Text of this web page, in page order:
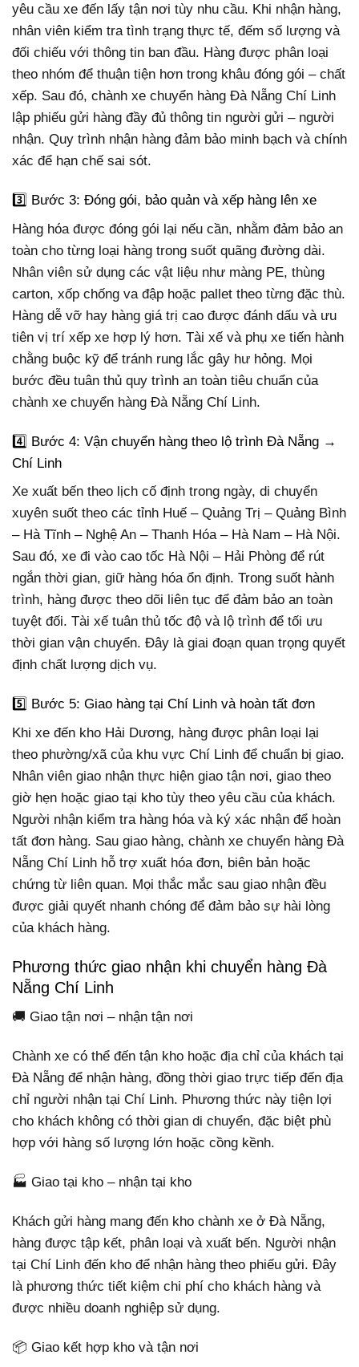
yêu cầu xe đến lấy tận nơi tùy nhu cầu. Khi nhận hàng,
nhân viên kiểm tra tình trạng thực tế, đếm số lượng và
đối chiếu với thông tin ban đầu. Hàng được phân loại
theo nhóm để thuận tiện hơn trong khâu đóng gói – chất
xếp. Sau đó, chành xe chuyển hàng Đà Nẵng Chí Linh
lập phiếu gửi hàng đầy đủ thông tin người gửi – người
nhận. Quy trình nhận hàng đảm bảo minh bạch và chính
xác để hạn chế sai sót.
3️⃣ Bước 3: Đóng gói, bảo quản và xếp hàng lên xe
Hàng hóa được đóng gói lại nếu cần, nhằm đảm bảo an
toàn cho từng loại hàng trong suốt quãng đường dài.
Nhân viên sử dụng các vật liệu như màng PE, thùng
carton, xốp chống va đập hoặc pallet theo từng đặc thù.
Hàng dễ vỡ hay hàng giá trị cao được đánh dấu và ưu
tiên vị trí xếp xe hợp lý hơn. Tài xế và phụ xe tiến hành
chằng buộc kỹ để tránh rung lắc gây hư hỏng. Mọi
bước đều tuân thủ quy trình an toàn tiêu chuẩn của
chành xe chuyển hàng Đà Nẵng Chí Linh.
4️⃣ Bước 4: Vận chuyển hàng theo lộ trình Đà Nẵng →
Chí Linh
Xe xuất bến theo lịch cố định trong ngày, di chuyển
xuyên suốt theo các tỉnh Huế – Quảng Trị – Quảng Bình
– Hà Tĩnh – Nghệ An – Thanh Hóa – Hà Nam – Hà Nội.
Sau đó, xe đi vào cao tốc Hà Nội – Hải Phòng để rút
ngắn thời gian, giữ hàng hóa ổn định. Trong suốt hành
trình, hàng được theo dõi liên tục để đảm bảo an toàn
tuyệt đối. Tài xế tuân thủ tốc độ và lộ trình để tối ưu
thời gian vận chuyển. Đây là giai đoạn quan trọng quyết
định chất lượng dịch vụ.
5️⃣ Bước 5: Giao hàng tại Chí Linh và hoàn tất đơn
Khi xe đến kho Hải Dương, hàng được phân loại lại
theo phường/xã của khu vực Chí Linh để chuẩn bị giao.
Nhân viên giao nhận thực hiện giao tận nơi, giao theo
giờ hẹn hoặc giao tại kho tùy theo yêu cầu của khách.
Người nhận kiểm tra hàng hóa và ký xác nhận để hoàn
tất đơn hàng. Sau giao hàng, chành xe chuyển hàng Đà
Nẵng Chí Linh hỗ trợ xuất hóa đơn, biên bản hoặc
chứng từ liên quan. Mọi thắc mắc sau giao nhận đều
được giải quyết nhanh chóng để đảm bảo sự hài lòng
của khách hàng.
Phương thức giao nhận khi chuyển hàng Đà
Nẵng Chí Linh
🚚 Giao tận nơi – nhận tận nơi
Chành xe có thể đến tận kho hoặc địa chỉ của khách tại
Đà Nẵng để nhận hàng, đồng thời giao trực tiếp đến địa
chỉ người nhận tại Chí Linh. Phương thức này tiện lợi
cho khách không có thời gian di chuyển, đặc biệt phù
hợp với hàng số lượng lớn hoặc cồng kềnh.
🏭 Giao tại kho – nhận tại kho
Khách gửi hàng mang đến kho chành xe ở Đà Nẵng,
hàng được tập kết, phân loại và xuất bến. Người nhận
tại Chí Linh đến kho để nhận hàng theo phiếu gửi. Đây
là phương thức tiết kiệm chi phí cho khách hàng và
được nhiều doanh nghiệp sử dụng.
📦 Giao kết hợp kho và tận nơi